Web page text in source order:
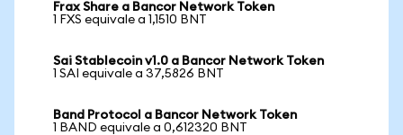
Frax Share a Bancor Network Token
1 FXS equivale a 1,1510 BNT
Sai Stablecoin v1.0 a Bancor Network Token
1 SAI equivale a 37,5826 BNT
Band Protocol a Bancor Network Token
1 BAND equivale a 0,612320 BNT